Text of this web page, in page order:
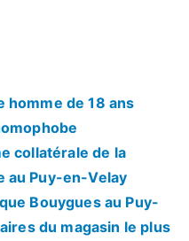
homme de 18 ans
collatérale de la
au Puy-en-Velay
Bouygues au Puy-
du magasin le plus